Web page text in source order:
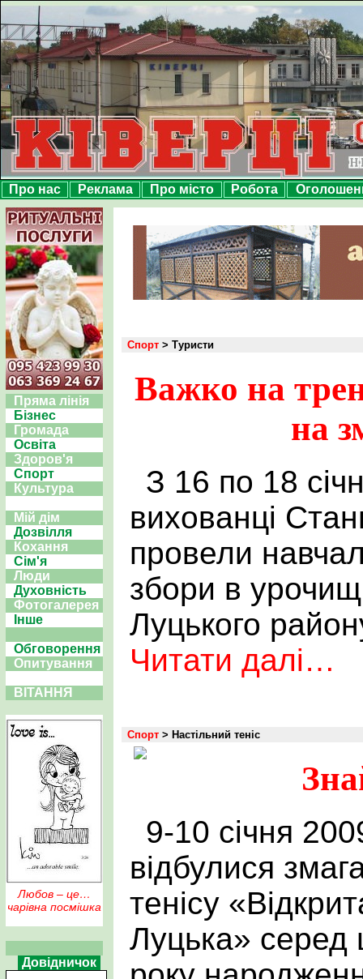
Про нас Реклама Про місто Робота
Пряма лінія
Бізнес
Громада
Освіта
Здоров'я
Спорт
Культура
Мій дім
Дозвілля
Кохання
Сім'я
Люди
Духовність
Фотогалерея
Інше
Обговорення
Опитування
ВІТАННЯ
Любов – це…
чарівна посмішка
Довідничок
Спорт > Туристи
Важко на
на
З 16 по 18
вихованці
провели
збори в
Луцького
Читати далі…
Спорт > Настільний теніс
9-10 січня
відбулися
тенісу
Луцька» серед